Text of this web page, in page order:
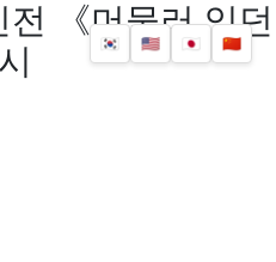
《머물러 있던
🇰🇷 🇺🇸 🇯🇵 🇨🇳